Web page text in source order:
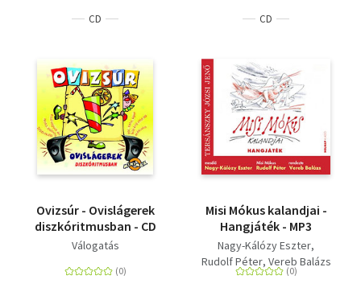
CD
Ovizsúr - Ovislágerek
diszkóritmusban - CD
Válogatás
CD
Misi Mókus kalandjai -
Hangjáték - MP3
Nagy-Kálózy Eszter
Rudolf Péter Vereb Balázs